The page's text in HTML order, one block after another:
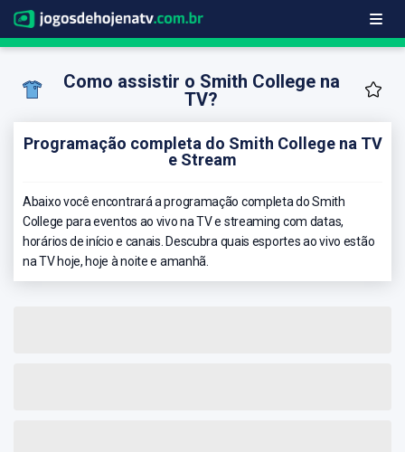
Como assistir o Smith College na
TV?
Programação completa do Smith College na TV
e Stream
Abaixo você encontrará a programação completa do Smith
College para eventos ao vivo na TV e streaming com datas,
horários de início e canais. Descubra quais esportes ao vivo estão
na TV hoje, hoje à noite e amanhã.